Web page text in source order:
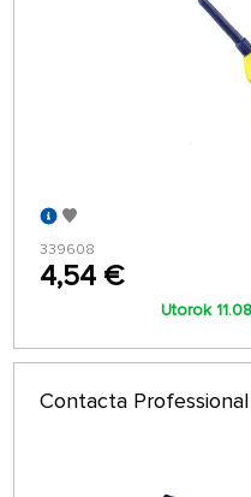
339608
4,54 €
Utorok
Contacta